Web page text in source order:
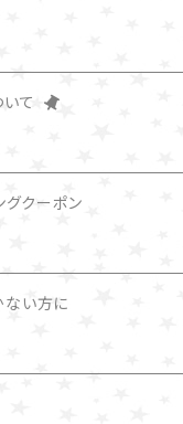
て
グクーポン
ない方に